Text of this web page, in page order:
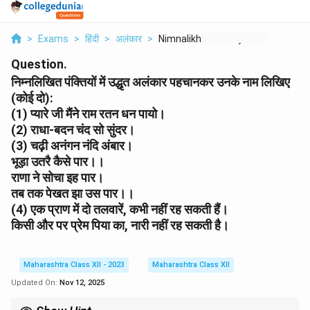
> Exams > हिंदी > अलंकार > Nimnalikhit Panktiyo...
Question.
निम्नलिखित पंक्तियों में उद्धृत अलंकार पहचानकर उनके नाम लिखिए
(कोई दो):
(1) प्यारे जी मैंने राम रतन धन पायो।
(2) राधा-बदन चंद सो सुंदर।
(3) चढ़ी अनंगन नंदि अंबार।
भूड़ा उतरै कैसे पार।।
राणा ने सोचा इह पार।
तब तक पेखत झा उस पार।।
(4) एक प्राण में दो तलवारें, कभी नहीं रह सकती हैं।
किसी और पर प्रेम पिया का, नारी नहीं रह सकती है।
Maharashtra Class XII - 2023
Maharashtra Class XII
Updated On: Nov 12, 2025